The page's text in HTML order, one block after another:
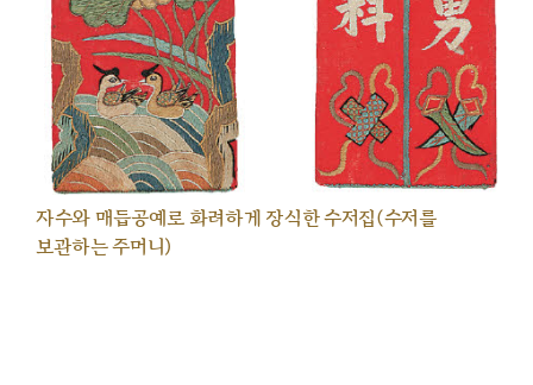
자수와 매듭공예로 화려하게 장식한 수저집(수저를
보관하는 주머니)